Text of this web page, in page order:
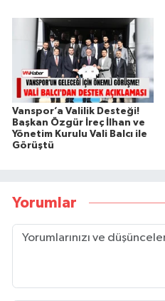
Vanspor’a Valilik Desteği!
Başkan Özgür İreç İlhan ve
Yönetim Kurulu Vali Balcı ile
Görüştü
Yorumlar